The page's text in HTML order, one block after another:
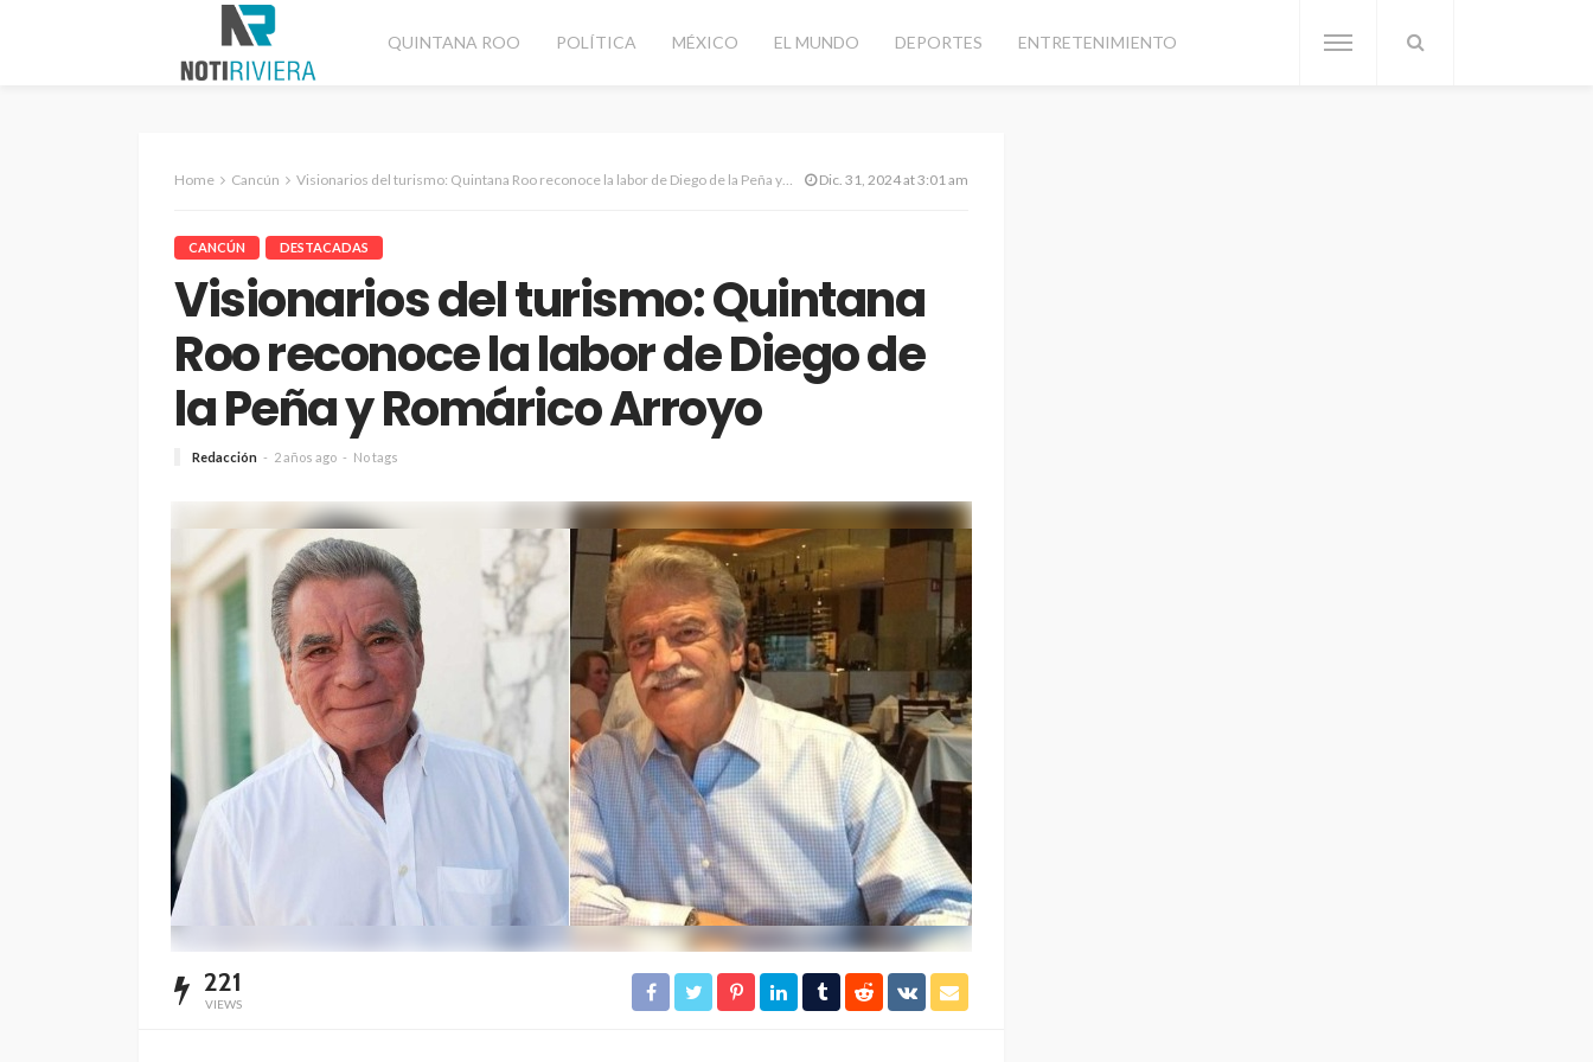
QUINTANA ROO POLÍTICA MÉXICO EL MUNDO DEPORTES ENTRETENIMIENTO
Home Cancún Visionarios del turismo: Quintana Roo reconoce la labor de Diego de la Peña y Romárico Arroyo Dic. 31, 2024 at 3:01 am
CANCÚN DESTACADAS
Visionarios del turismo: Quintana
Roo reconoce la labor de Diego de
la Peña y Romárico Arroyo
Redacción 2 años ago No tags
221
VIEWS